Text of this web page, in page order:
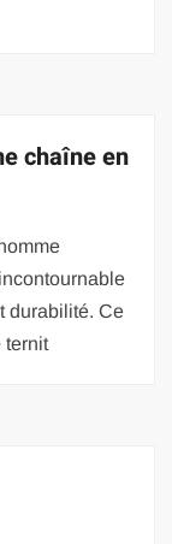
chaîne en
durabilité. Ce
ternit